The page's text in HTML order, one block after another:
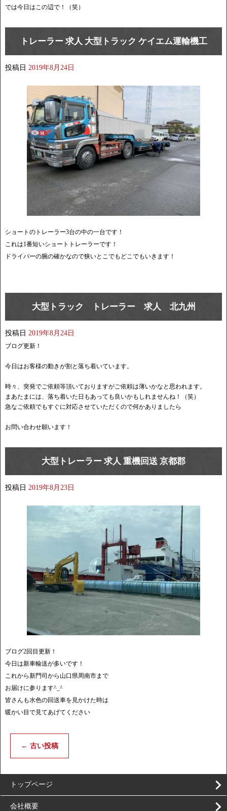
では今日はこの辺で！（笑）
トレーラー 求人 大型トラック ケイエム運輸機工
投稿日 2019年8月24日
ショートのトレーラー3台の中の一台です！
これは1番短いショートトレーラーです！
ドライバーの腕の確かなので狭いとこでもどこでもいきます！
大型トラック トレーラー 求人 北九州
投稿日 2019年8月24日
ブログ更新！
今日はお客様の動きが割と落ち着いています。
時々、突発でご依頼等頂いておりますがご依頼は薄いかなと思われます。
まあたまには、落ち着いた日もあっても良いかもしれませんね！（笑）
急なご依頼でもすぐに対応させていただくので何かありましたら
お問い合わせ願います！
大型トレーラー 求人 重機回送 京都郡
投稿日 2019年8月23日
ブログ2回目更新！
今日は新車輸送が多いです！
これから新門司から山口県周南市まで
お届けに参ります^_^
皆さんも水色の回送車を見かけた時は
暖かい目で見てあげてください
← 古い投稿
トップページ
会社概要